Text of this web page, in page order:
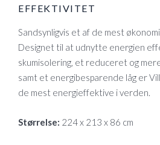
EFFEKTIVITET
Sandsynligvis et af de mest
Designet til at udnytte energien
skumisolering, et reduceret og
samt et energibesparende låg er
de mest energieffektive i verden.
Størrelse: 224 x 213 x 86 cm